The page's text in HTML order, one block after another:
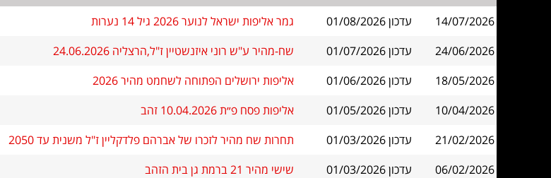
14/07/2026
עדכון 01/08/2026 גמר אליפות ישראל לנוער 2026 גיל 14 נערות
24/06/2026
עדכון 01/07/2026 שח-מהיר ע"ש רוני איזנשטיין ז"ל,הרצליה 24.06.2026
18/05/2026
עדכון 01/06/2026 אליפות ירושלים הפתוחה לשחמט מהיר 2026
10/04/2026
עדכון 01/05/2026 אליפות פסח פ״ת 10.04.2026 זהב
21/02/2026
עדכון 01/03/2026 תחרות שח מהיר לזכרו של אברהם פלדקליין ז"ל משנית עד 2050
06/02/2026
עדכון 01/03/2026 שישי מהיר 21 ברמת גן בית הזהב